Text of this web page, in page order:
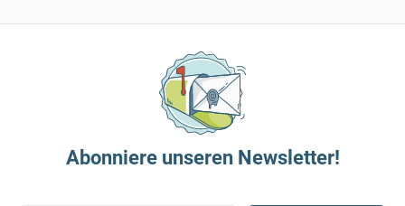
Abonniere unseren Newsletter!